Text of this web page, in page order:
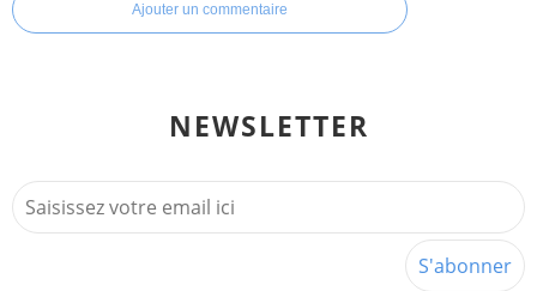
Ajouter un commentaire
NEWSLETTER